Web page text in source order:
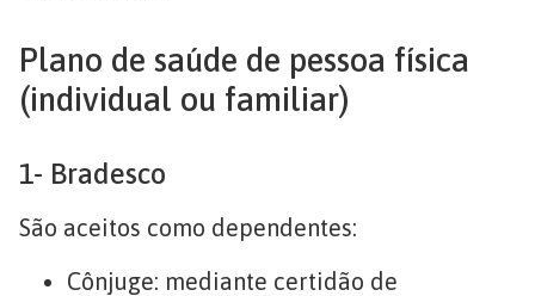
Plano de saúde de pessoa física
(individual ou familiar)
1- Bradesco
São aceitos como dependentes:
Cônjuge: mediante certidão de